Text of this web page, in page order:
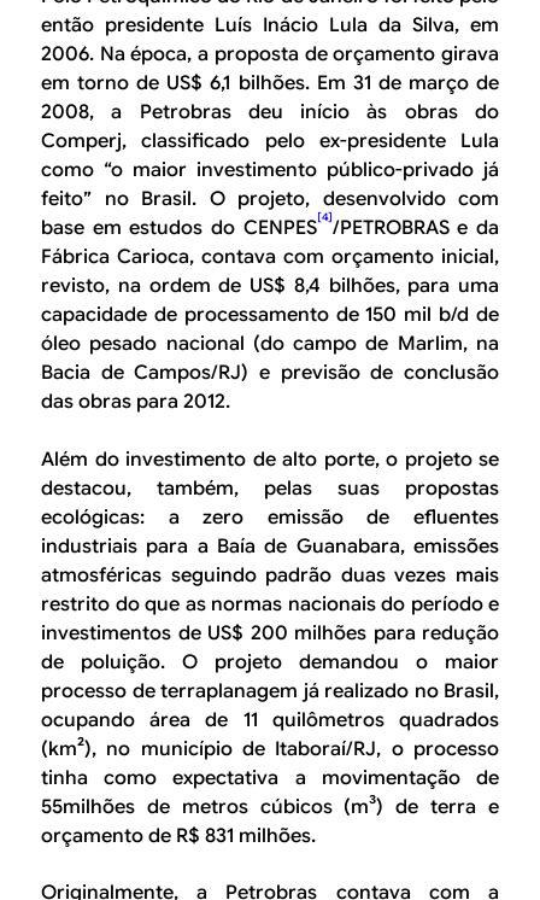
então presidente Luís Inácio Lula da Silva, em
2006. Na época, a proposta de orçamento girava
em torno de US$ 6,1 bilhões. Em 31 de março de
2008, a Petrobras deu início às obras do
Comperj, classificado pelo ex-presidente Lula
como “o maior investimento público-privado já
feito” no Brasil. O projeto, desenvolvido com
base em estudos do CENPES[4]/PETROBRAS e da
Fábrica Carioca, contava com orçamento inicial,
revisto, na ordem de US$ 8,4 bilhões, para uma
capacidade de processamento de 150 mil b/d de
óleo pesado nacional (do campo de Marlim, na
Bacia de Campos/RJ) e previsão de conclusão
das obras para 2012.
Além do investimento de alto porte, o projeto se
destacou, também, pelas suas propostas
ecológicas: a zero emissão de efluentes
industriais para a Baía de Guanabara, emissões
atmosféricas seguindo padrão duas vezes mais
restrito do que as normas nacionais do período e
investimentos de US$ 200 milhões para redução
de poluição. O projeto demandou o maior
processo de terraplanagem já realizado no Brasil,
ocupando área de 11 quilômetros quadrados
(km²), no município de Itaboraí/RJ, o processo
tinha como expectativa a movimentação de
55milhões de metros cúbicos (m³) de terra e
orçamento de R$ 831 milhões.
Originalmente, a Petrobras contava com a